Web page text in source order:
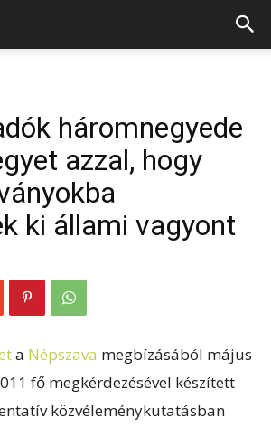
háromnegyede
azzal, hogy
ki állami vagyont
a Népszava megbízásából május
fő megkérdezésével készített
közvéleménykutatásban